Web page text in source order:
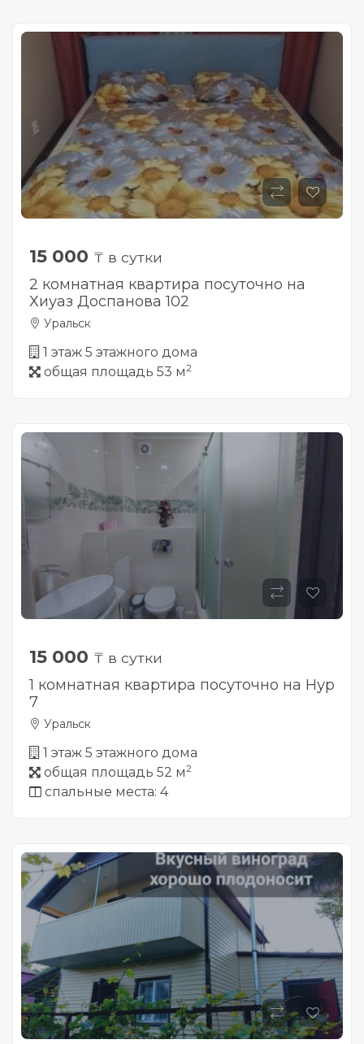
15 000 ₸ в сутки
2 комнатная квартира посуточно на
Хиуаз Доспанова 102
Уральск
1 этаж 5 этажного дома
общая площадь 53 м2
15 000 ₸ в сутки
1 комнатная квартира посуточно на Нур
7
Уральск
1 этаж 5 этажного дома
общая площадь 52 м2
спальные места: 4